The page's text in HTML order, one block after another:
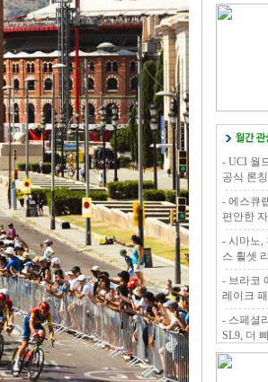
- UCI 월
공식 론
- 에스큐
편안한
- 시마노,
스 휠셋
- 브라코
레이크
- 스페셜
SL9, 더